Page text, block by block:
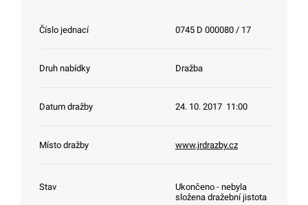
Číslo jednací 0745 D 000080 / 17
Druh nabídky Dražba
Datum dražby 24. 10. 2017 11:00
Místo dražby www.jrdrazby.cz
Stav
Ukončeno - nebyla
složena dražební jistota